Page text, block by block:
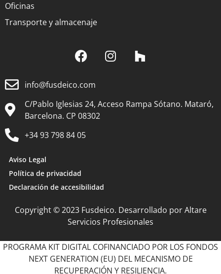
Oficinas
Transporte y almacenaje
info@fusdeico.com
C/Pablo Iglesias 24, Acceso Rampa Sótano. Mataró,
Barcelona. CP 08302
+34 93 798 84 05
Aviso Legal
Política de privacidad
Declaración de accesibilidad
Copyright © 2023 Fusdeico. Desarrollado por Altare
Servicios Profesionales
PROGRAMA KIT DIGITAL COFINANCIADO POR LOS FONDOS
NEXT GENERATION (EU) DEL MECANISMO DE
RECUPERACIÓN Y RESILIENCIA.